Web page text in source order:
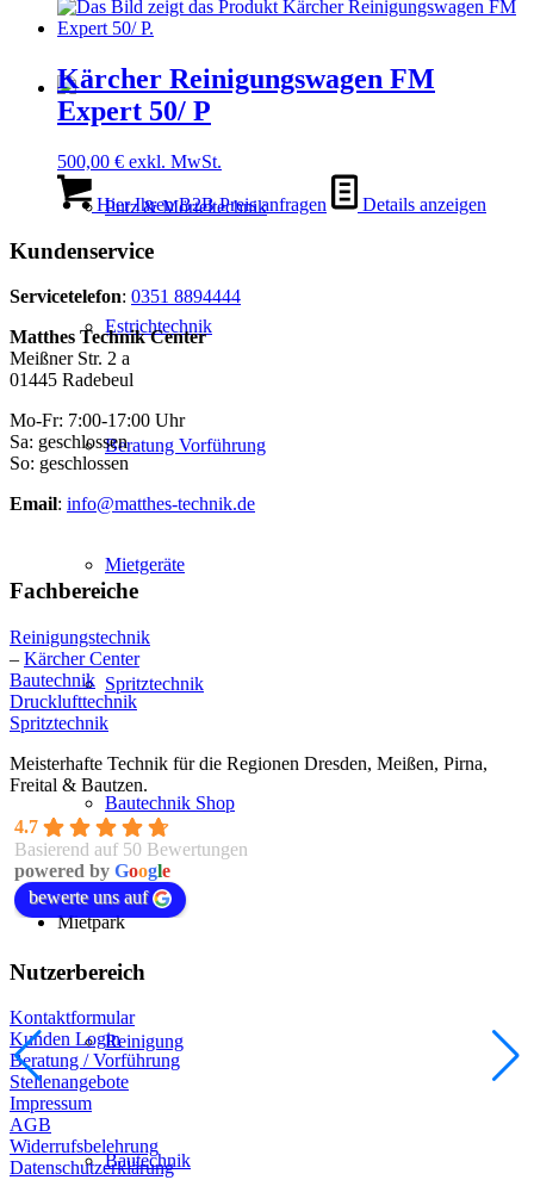
Putz & Mörteltechnik
Estrichtechnik
Beratung Vorführung
Mietgeräte
Spritztechnik
Bautechnik Shop
Mietpark
Reinigung
Bautechnik
Kärcher Reinigungswagen FM
Expert 50/ P
500,00 € exkl. MwSt.
Hier Ihren B2B Preis anfragen Details anzeigen
Kundenservice
Servicetelefon: 0351 8894444
Matthes Technik Center
Meißner Str. 2 a
01445 Radebeul
Mo-Fr: 7:00-17:00 Uhr
Sa: geschlossen
So: geschlossen
Email: info@matthes-technik.de
Fachbereiche
Reinigungstechnik
– Kärcher Center
Bautechnik
Drucklufttechnik
Spritztechnik
Meisterhafte Technik für die Regionen Dresden, Meißen, Pirna,
Freital & Bautzen.
4.7
Basierend auf 50 Bewertungen
powered by Google
bewerte uns auf
Nutzerbereich
Kontaktformular
Kunden Login
Beratung / Vorführung
Stellenangebote
Impressum
AGB
Widerrufsbelehrung
Datenschutzerklärung